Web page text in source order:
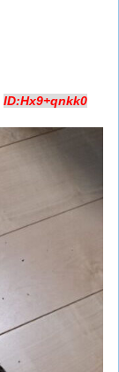
ID:Hx9+qnkk0